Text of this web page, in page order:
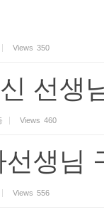
Views 350
선생
Views 460
생님
Views 556